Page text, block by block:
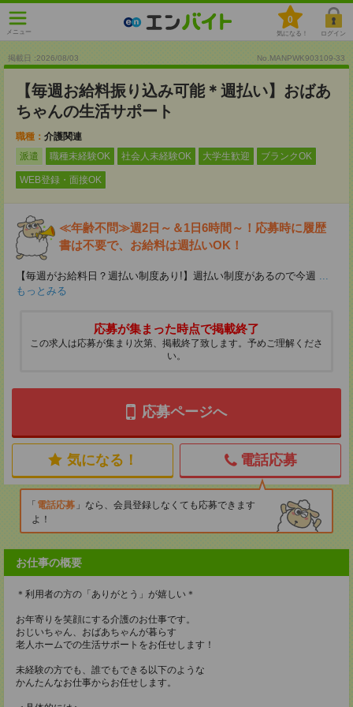
メニュー
0
気になる！ ログイン
掲載日 :2026/08/03 No.MANPWK903109-33
【毎週お給料振り込み可能＊週払い】おばあ
ちゃんの生活サポート
職種： 介護関連
派遣
職種未経験OK 社会人未経験OK 大学生歓迎 ブランクOK
WEB登録・面接OK
≪年齢不問≫週2日～＆1日6時間～！応募時に履歴
書は不要で、お給料は週払いOK！
【毎週がお給料日？週払い制度あり!】週払い制度があるので今週 ...
もっとみる
応募が集まった時点で掲載終了
この求人は応募が集まり次第、掲載終了致します。予めご理解くださ
い。
応募ページへ
気になる！ 電話応募
電話応募
なら、会員登録しなくても応募できます
よ！
お仕事の概要
＊利用者の方の「ありがとう」が嬉しい＊
お年寄りを笑顔にする介護のお仕事です。
おじいちゃん、おばあちゃんが暮らす
老人ホームでの生活サポートをお任せします！
未経験の方でも、誰でもできる以下のような
かんたんなお仕事からお任せします。